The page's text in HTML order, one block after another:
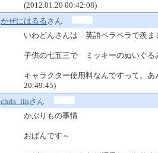
(2012.01.20 00:42:08)
かぜにはるるさん
いわどんさんは 英語ペラペラで羨ま
子供の七五三で ミッキーのぬいぐる
キャラクター使用料なんですって。
20:49:45)
chris_linさん
かぶりもの事情
おばんです～